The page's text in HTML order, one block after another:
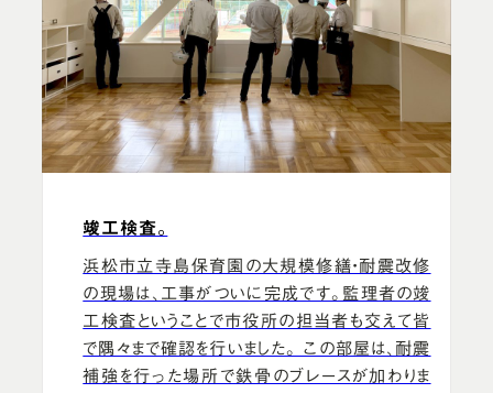
竣工検査。
浜松市立寺島保育園の大規模修繕・耐震改修
の現場は、工事がついに完成です。監理者の竣
工検査ということで市役所の担当者も交えて皆
で隅々まで確認を行いました。 この部屋は、耐震
補強を行った場所で鉄骨のブレースが加わりま